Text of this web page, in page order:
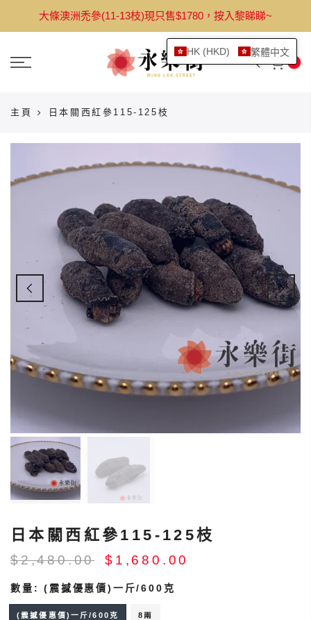
HK (HKD) 繁體中文
大條澳洲禿參(11-13枝)現只售$1780，按入黎睇睇~
0
主頁 日本關西紅參115-125枝
日本關西紅參115-125枝
$2,480.00 $1,680.00
數量:(震撼優惠價)一斤/600克
(震撼優惠價)一斤/600克 8兩